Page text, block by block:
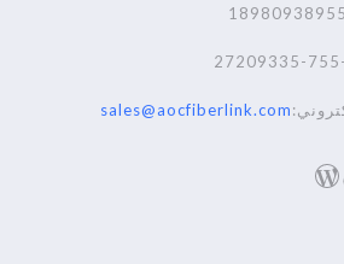
sales@aocfiberlink.com
ووردبريس